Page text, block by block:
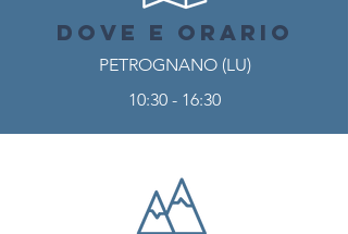
DOVE E ORARIO
PETROGNANO (LU)
10:30 - 16:30